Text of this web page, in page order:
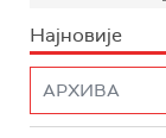
Најновије